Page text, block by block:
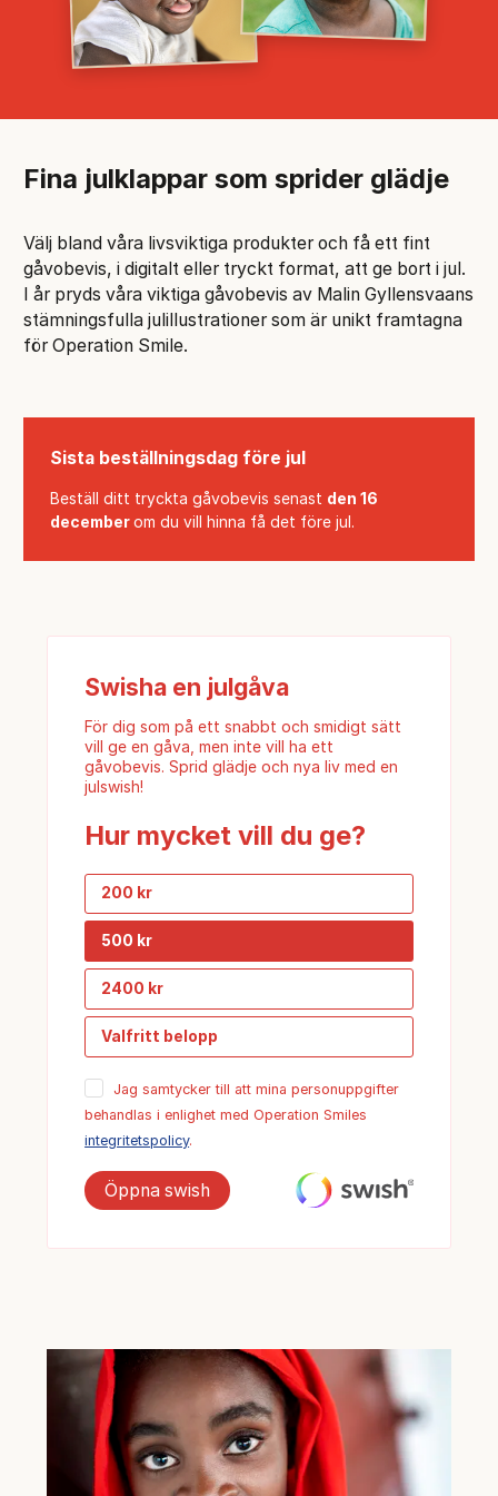
Fina julklappar som sprider glädje
Välj bland våra livsviktiga produkter och få ett fint
gåvobevis, i digitalt eller tryckt format, att ge bort i jul.
I år pryds våra viktiga gåvobevis av Malin Gyllensvaans
stämningsfulla julillustrationer som är unikt framtagna
för Operation Smile.
Sista beställningsdag före jul
Beställ ditt tryckta gåvobevis senast den 16
decemberom du vill hinna få det före jul.
Swisha en julgåva
För dig som på ett snabbt och smidigt sätt
vill ge en gåva, men inte vill ha ett
gåvobevis. Sprid glädje och nya liv med en
julswish!
Hur mycket vill du ge?
200 kr
500 kr
2400 kr
Valfritt belopp
Jag samtycker till att mina personuppgifter
behandlas i enlighet med Operation Smiles
integritetspolicy.
Öppna swish